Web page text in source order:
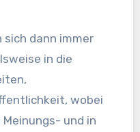
sich dann immer
in die
wobei
und in